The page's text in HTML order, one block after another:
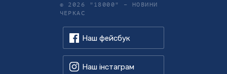
© 2026 "18000" – НОВИНИ
ЧЕРКАС
Наш фейсбук
Наш інстаграм